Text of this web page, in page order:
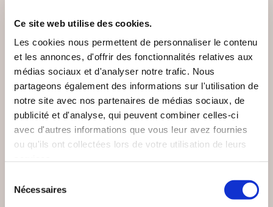
Ce site web utilise des cookies.
Les cookies nous permettent de personnaliser le contenu
et les annonces, d'offrir des fonctionnalités relatives aux
médias sociaux et d'analyser notre trafic. Nous
partageons également des informations sur l'utilisation de
notre site avec nos partenaires de médias sociaux, de
publicité et d'analyse, qui peuvent combiner celles-ci
avec d'autres informations que vous leur avez fournies
ou qu'ils ont collectées lors de votre utilisation de leurs
Nécessaires